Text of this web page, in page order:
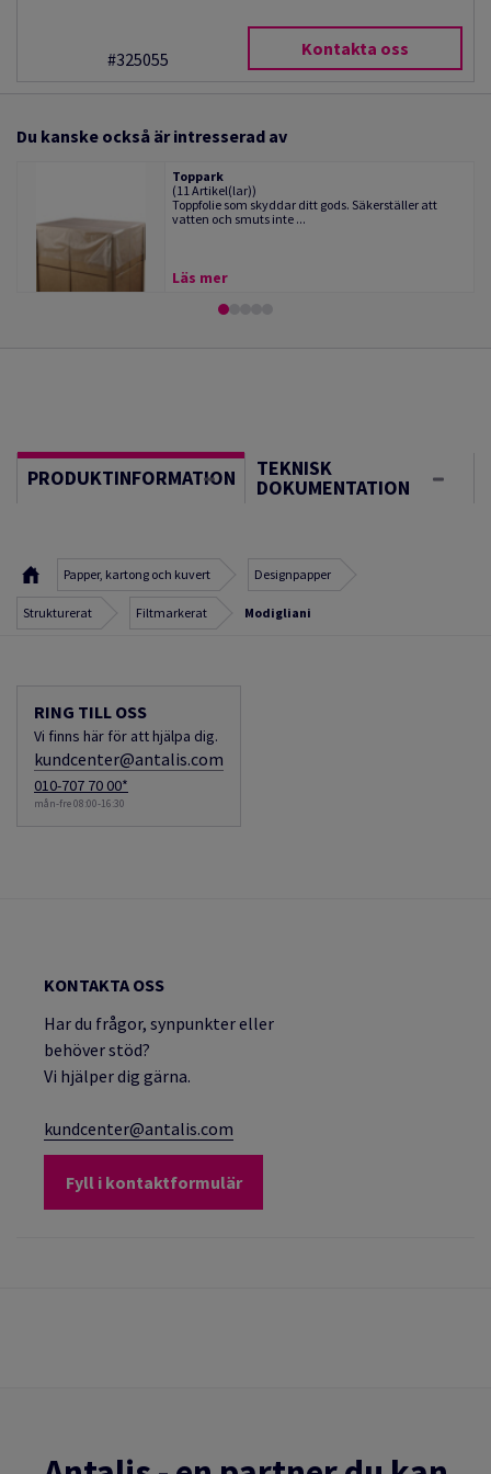
#325055 Kontakta oss
Du kanske också är intresserad av
Toppark
(11 Artikel(lar))
Toppfolie som skyddar ditt gods. Säkerställer att
vatten och smuts inte ...
Läs mer
PRODUKTINFORMATION TEKNISK
DOKUMENTATION
Papper, kartong och kuvert Designpapper
Strukturerat Filtmarkerat Modigliani
RING TILL OSS
Vi finns här för att hjälpa dig.
kundcenter@antalis.com
010-707 70 00*
mån-fre 08:00-16:30
KONTAKTA OSS
Har du frågor, synpunkter eller
behöver stöd?
Vi hjälper dig gärna.
kundcenter@antalis.com
Fyll i kontaktformulär